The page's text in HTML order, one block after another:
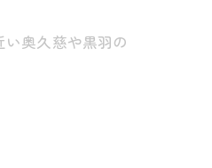
奥久慈や黒羽の